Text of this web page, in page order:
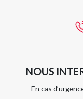
NOUS
En cas